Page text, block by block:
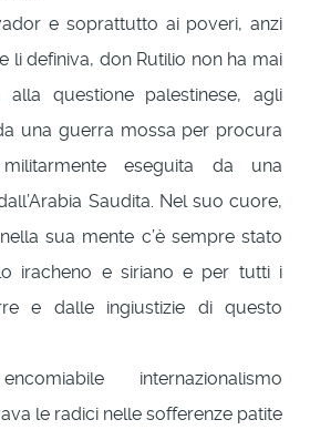
e soprattutto ai poveri, anzi
li definiva, don Rutilio non ha mai
alla questione palestinese, agli
una guerra mossa per procura
eseguita da una
Saudita. Nel suo cuore,
sua mente c’è sempre stato
iracheno e siriano e per tutti i
e dalle ingiustizie di questo
internazionalismo
le radici nelle sofferenze patite